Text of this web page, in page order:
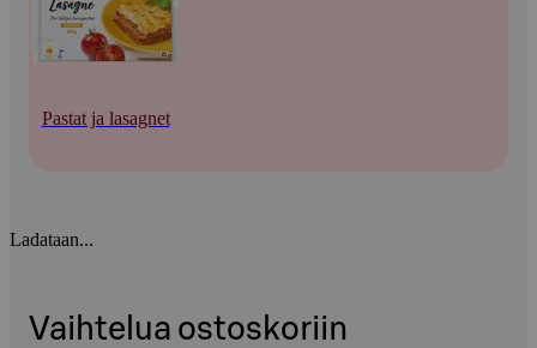
Pastat ja lasagnet
Ladataan...
Vaihtelua ostoskoriin